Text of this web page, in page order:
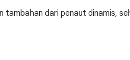
tambahan dari penaut dinamis,